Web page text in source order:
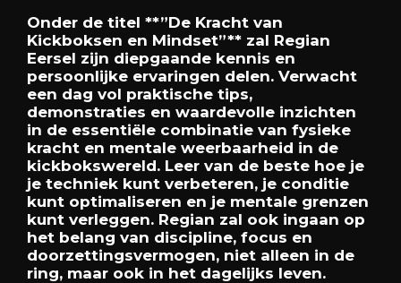
Onder de titel **”De Kracht van
Kickboksen en Mindset”** zal Regian
Eersel zijn diepgaande kennis en
persoonlijke ervaringen delen. Verwacht
een dag vol praktische tips,
demonstraties en waardevolle inzichten
in de essentiële combinatie van fysieke
kracht en mentale weerbaarheid in de
kickbokswereld. Leer van de beste hoe je
je techniek kunt verbeteren, je conditie
kunt optimaliseren en je mentale grenzen
kunt verleggen. Regian zal ook ingaan op
het belang van discipline, focus en
doorzettingsvermogen, niet alleen in de
ring, maar ook in het dagelijks leven.